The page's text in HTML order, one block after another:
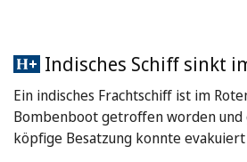
Indisches Schiff sinkt
Ein indisches Frachtschiff ist im
Bombenboot getroffen worden und
köpfige Besatzung konnte